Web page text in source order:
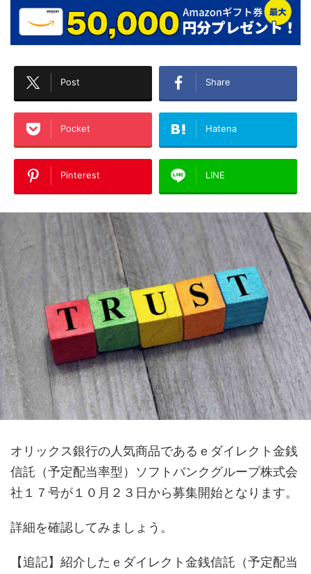
Post Share
Pocket Hatena
Pinterest LINE
オリックス銀行の人気商品であるｅダイレクト金銭
信託（予定配当率型）ソフトバンクグループ株式会
社１７号が１０月２３日から募集開始となります。
詳細を確認してみましょう。
【追記】紹介したｅダイレクト金銭信託（予定配当